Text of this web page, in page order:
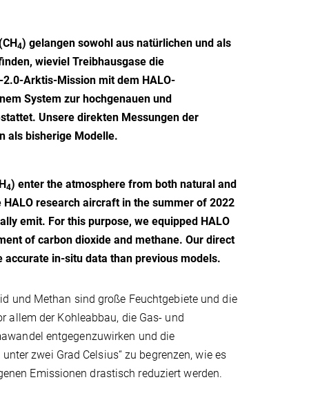
4) gelangen sowohl aus natürlichen und als
wieviel Treibhausgase die
Arktis-Mission mit dem HALO-
System zur hochgenauen und
Unsere direkten Messungen der
als bisherige Modelle.
4) enter the atmosphere from both natural and
research aircraft in the summer of 2022
emit. For this purpose, we equipped HALO
of carbon dioxide and methane. Our direct
in-situ data than previous models.
und Methan sind große Feuchtgebiete und die
allem der Kohleabbau, die Gas- und
entgegenzuwirken und die
zwei Grad Celsius“ zu begrenzen, wie es
Emissionen drastisch reduziert werden.